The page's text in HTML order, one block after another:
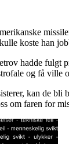
koste han
hadde
og få ville
kan de
om faren for